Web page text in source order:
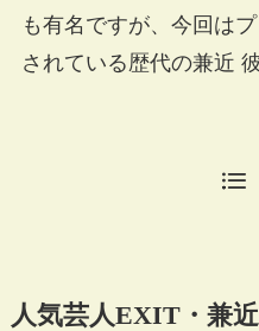
も有名ですが、今回は
されている歴代の兼近
人気芸人EXIT・兼